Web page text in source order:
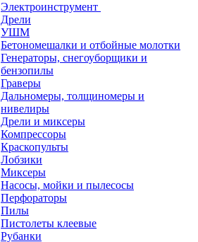
Электроинструмент
Дрели
УШМ
Бетономешалки и отбойные молотки
Генераторы, снегоуборщики и
бензопилы
Граверы
Дальномеры, толщиномеры и
нивелиры
Дрели и миксеры
Компрессоры
Краскопульты
Лобзики
Миксеры
Насосы, мойки и пылесосы
Перфораторы
Пилы
Пистолеты клеевые
Рубанки